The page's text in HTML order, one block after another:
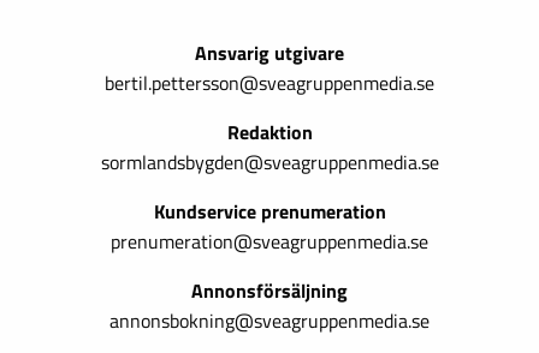
Ansvarig utgivare
bertil.pettersson@sveagruppenmedia.se
Redaktion
sormlandsbygden@sveagruppenmedia.se
Kundservice prenumeration
prenumeration@sveagruppenmedia.se
Annonsförsäljning
annonsbokning@sveagruppenmedia.se